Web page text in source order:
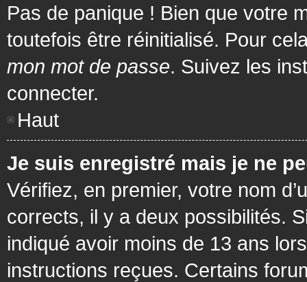
Pas de panique ! Bien que votre
toutefois être réinitialisé. Pour
mon mot de passe. Suivez les
connecter.
Haut
Je suis enregistré mais je ne
Vérifiez, en premier, votre nom
corrects, il y a deux possibilités.
indiqué avoir moins de 13 ans
instructions reçues. Certains